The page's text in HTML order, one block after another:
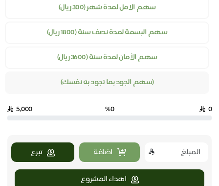
سهم الامل لمدة شهر (300 ريال)
سهم البسمة لمدة نصف سنة (1800 ريال)
سهم الأمان لمدة سنة (3600 ريال)
(سهم الجود بما تجود به نفسك)
0
%0
5,000
اضافة تبرع
اهداء المشروع